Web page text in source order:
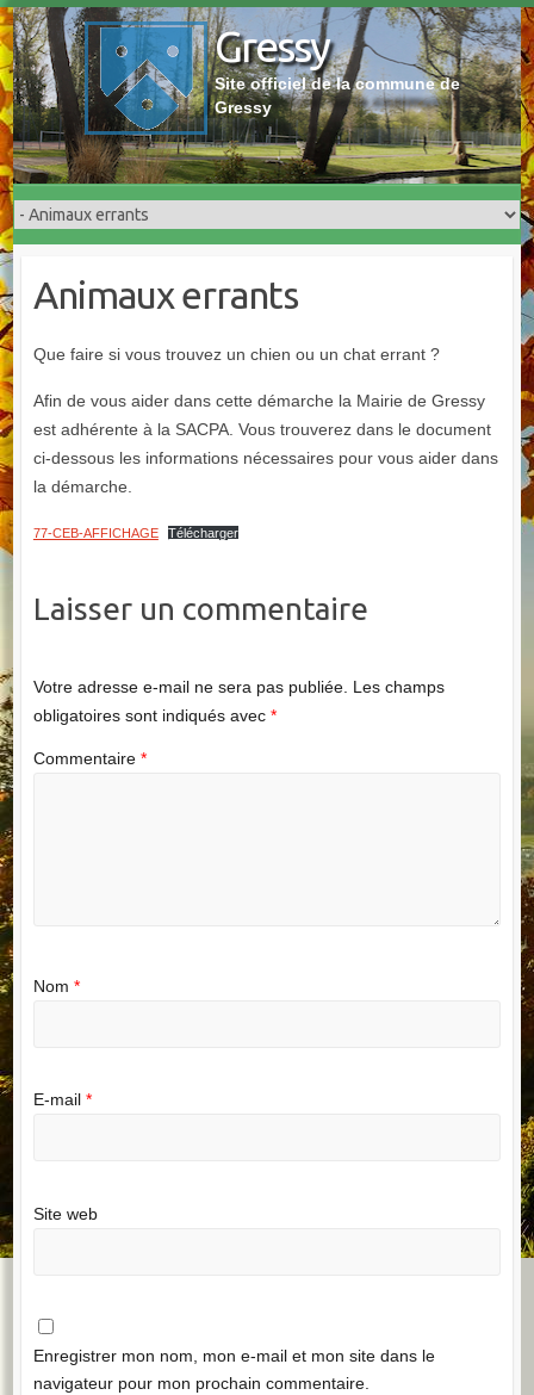
Skip
to
content
Gressy
Site officiel de la commune de
Gressy
Animaux errants
Que faire si vous trouvez un chien ou un chat errant ?
Afin de vous aider dans cette démarche la Mairie de Gressy
est adhérente à la SACPA. Vous trouverez dans le document
ci-dessous les informations nécessaires pour vous aider dans
la démarche.
77-CEB-AFFICHAGE Télécharger
Laisser un commentaire
Votre adresse e-mail ne sera pas publiée. Les champs
obligatoires sont indiqués avec *
Commentaire *
Nom *
E-mail *
Site web
Enregistrer mon nom, mon e-mail et mon site dans le
navigateur pour mon prochain commentaire.